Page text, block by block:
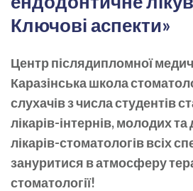
Ключові аспекти»
Центр післядипломної
Каразінська школа
слухачів з числа студентів
лікарів-інтернів, молодих
лікарів-стоматологів всіх
зануритися в атмосферу
стоматології!